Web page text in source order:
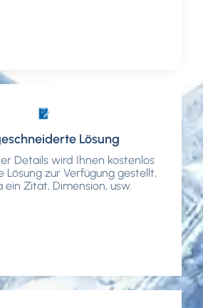
Lösung
Details wird Ihnen kostenlos
Lösung zur Verfügung gestellt,
Zitat, Dimension, usw.
Lösung
Details wird Ihnen kostenlos
Lösung zur Verfügung gestellt,
Zitat, Dimension, usw.